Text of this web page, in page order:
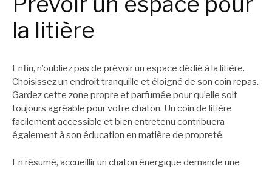
la litière
Enfin, n’oubliez pas de prévoir un espace dédié à la litière.
Choisissez un endroit tranquille et éloigné de son coin repas.
Gardez cette zone propre et parfumée pour qu’elle soit
toujours agréable pour votre chaton. Un coin de litière
facilement accessible et bien entretenu contribuera
également à son éducation en matière de propreté.
En résumé, accueillir un chaton énergique demande une